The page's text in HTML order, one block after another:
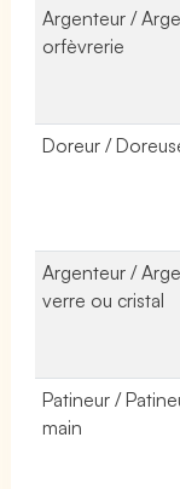
Argenteur /
orfèvrerie
Doreur /
Argenteur /
verre ou cristal
Patineur /
main